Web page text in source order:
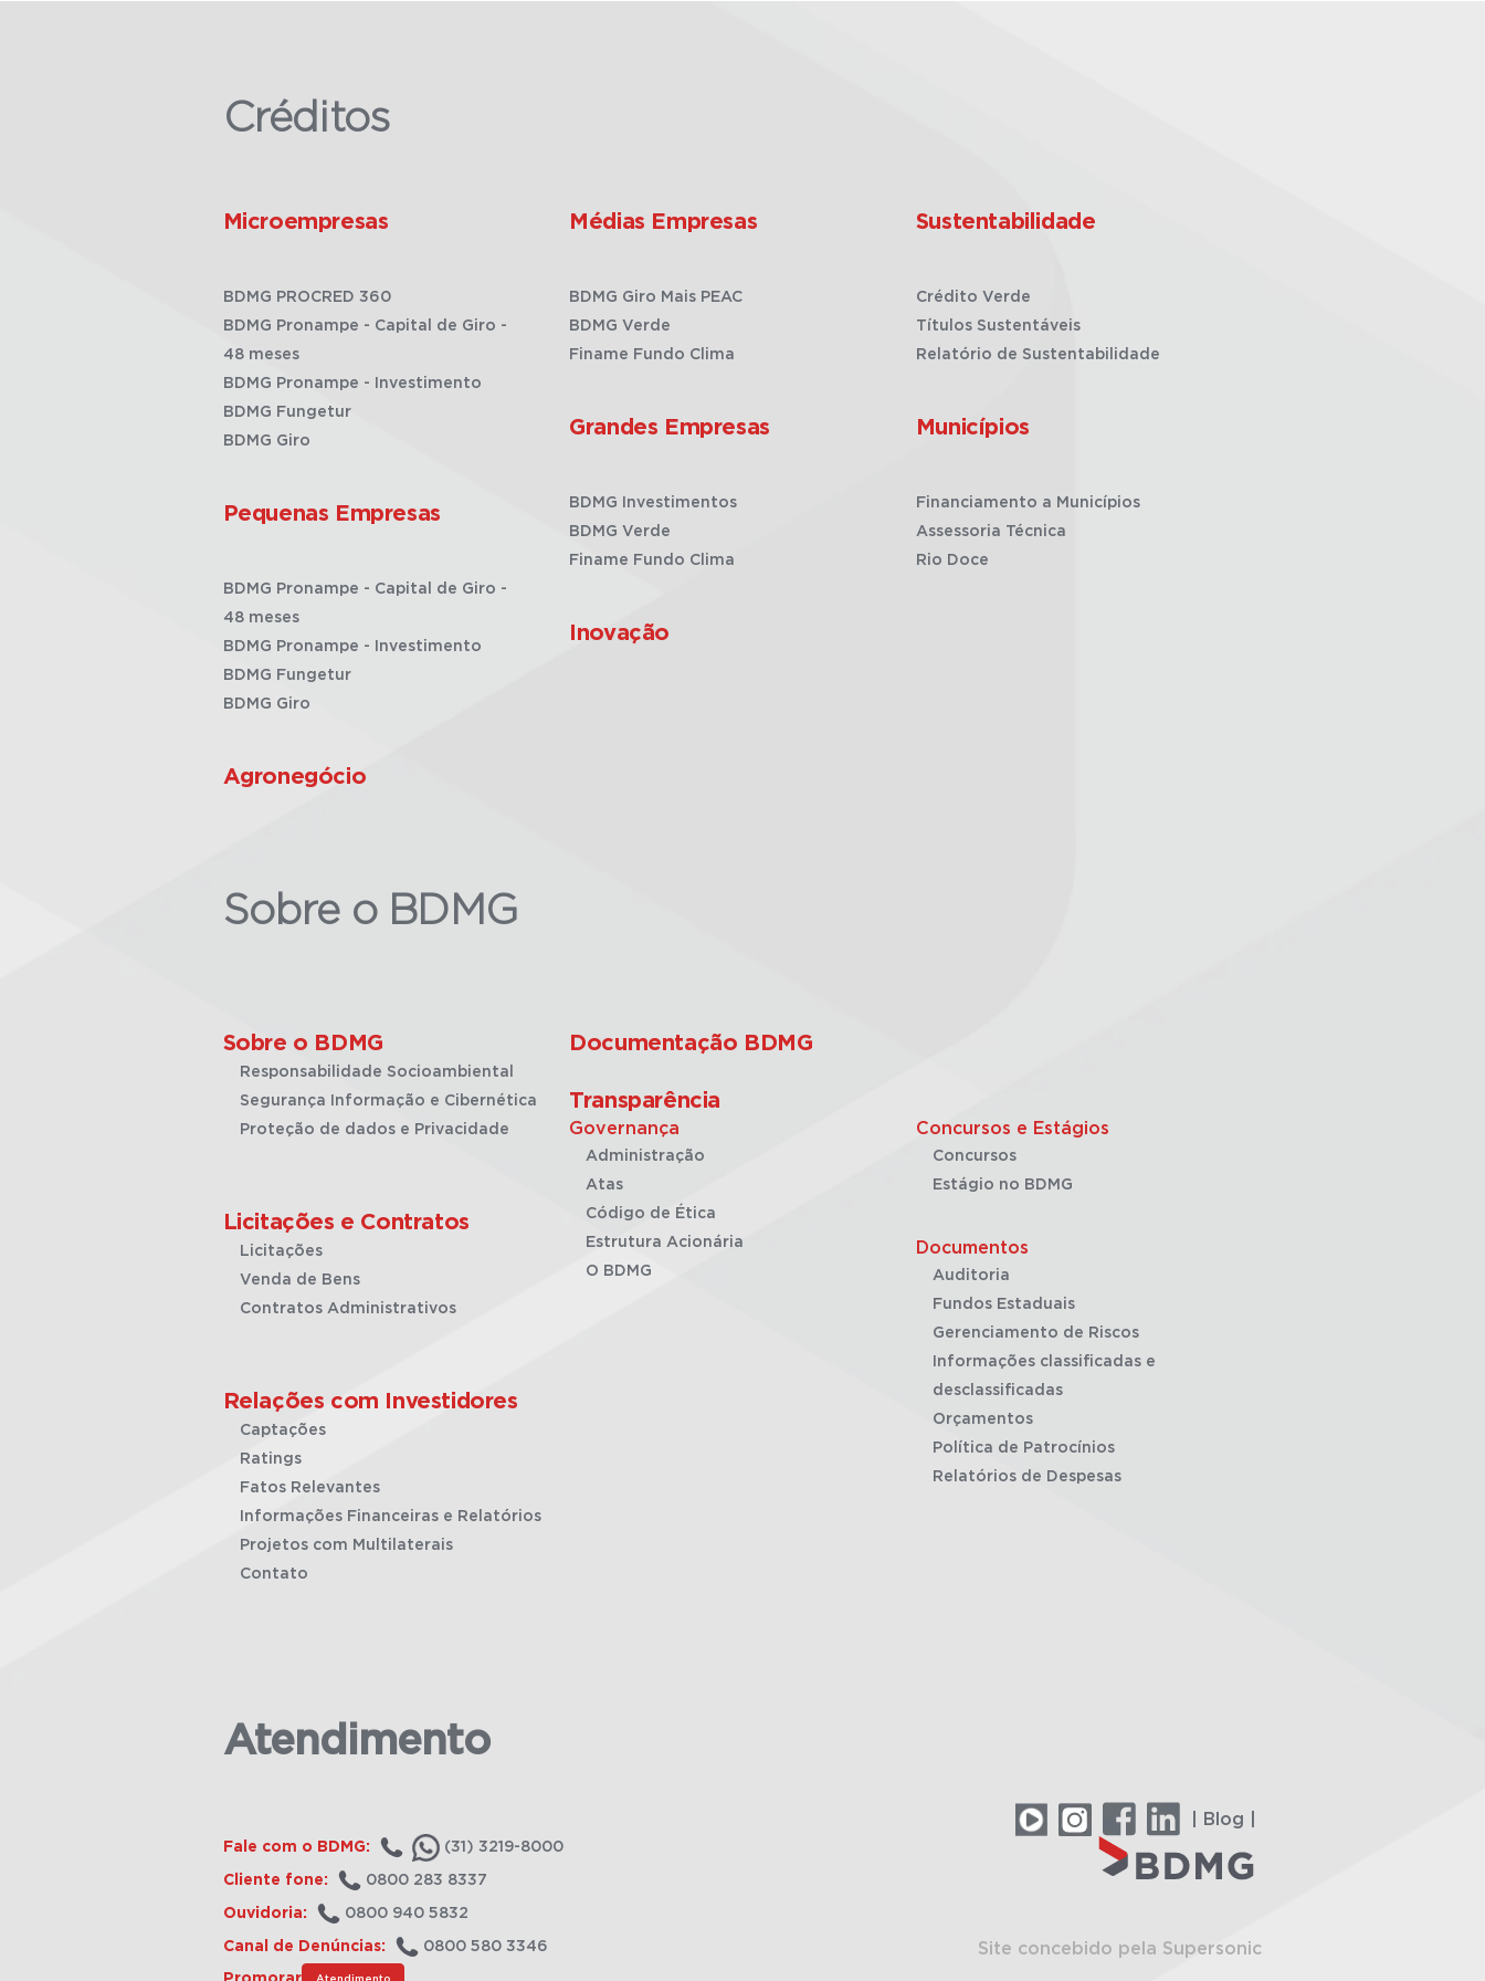
Créditos
Microempresas
BDMG PROCRED 360
BDMG Pronampe - Capital de Giro -
48 meses
BDMG Pronampe - Investimento
BDMG Fungetur
BDMG Giro
Pequenas Empresas
BDMG Pronampe - Capital de Giro -
48 meses
BDMG Pronampe - Investimento
BDMG Fungetur
BDMG Giro
Agronegócio
Médias Empresas
BDMG Giro Mais PEAC
BDMG Verde
Finame Fundo Clima
Grandes Empresas
BDMG Investimentos
BDMG Verde
Finame Fundo Clima
Inovação
Sustentabilidade
Crédito Verde
Títulos Sustentáveis
Relatório de Sustentabilidade
Municípios
Financiamento a Municípios
Assessoria Técnica
Rio Doce
Sobre o BDMG
Sobre o BDMG
Responsabilidade Socioambiental
Segurança Informação e Cibernética
Proteção de dados e Privacidade
Licitações e Contratos
Licitações
Venda de Bens
Contratos Administrativos
Relações com Investidores
Captações
Ratings
Fatos Relevantes
Informações Financeiras e Relatórios
Projetos com Multilaterais
Contato
Documentação BDMG
Transparência
Governança
Administração
Atas
Código de Ética
Estrutura Acionária
O BDMG
Concursos e Estágios
Concursos
Estágio no BDMG
Documentos
Auditoria
Fundos Estaduais
Gerenciamento de Riscos
Informações classificadas e
desclassificadas
Orçamentos
Política de Patrocínios
Relatórios de Despesas
Atendimento
Fale com o BDMG: (31) 3219-8000
Cliente fone: 0800 283 8337
Ouvidoria: 0800 940 5832
Canal de Denúncias: 0800 580 3346
Atendimento
| Blog |
Site concebido pela Supersonic